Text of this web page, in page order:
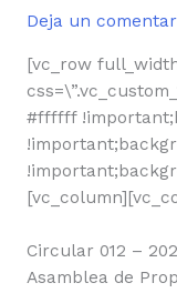
Deja un
[vc_row
#ffffff
Circular 012 –
Asamblea de